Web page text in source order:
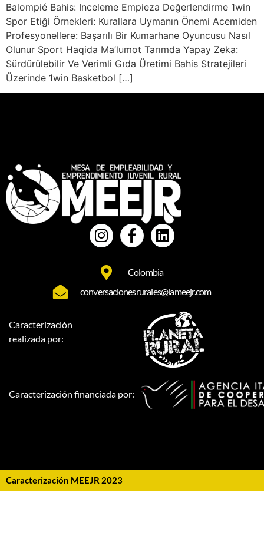
Balompié Bahis: Inceleme Empieza Değerlendirme 1win
Spor Etiği Örnekleri: Kurallara Uymanın Önemi Acemiden
Profesyonellere: Başarılı Bir Kumarhane Oyuncusu Nasıl
Olunur Sport Haqida Ma’lumot Tarımda Yapay Zeka:
Sürdürülebilir Ve Verimli Gıda Üretimi Bahis Stratejileri
Üzerinde 1win Basketbol […]
Colombia
conversacionesrurales@lameejr.com
Caracterización
realizada por:
Caracterización financiada por:
Caracterización MEEJR 2023